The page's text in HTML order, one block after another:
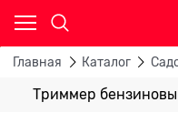
Главная Каталог
Триммер